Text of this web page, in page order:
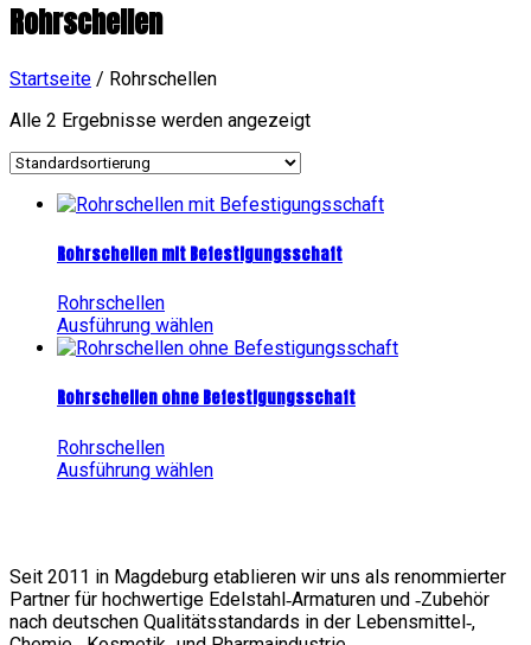
Rohrschellen
Startseite / Rohrschellen
Alle 2 Ergebnisse werden angezeigt
Rohrschellen mit Befestigungsschaft
Rohrschellen
Ausführung wählenDieses
Produkt
mehrere
Optionen
Produktseite
gewählt
werden
Rohrschellen ohne Befestigungsschaft
Rohrschellen
Ausführung wählenDieses
auf.
Die
Optionen
Seit 2011 in Magdeburg etablieren wir uns als renommierter
Partner für hochwertige Edelstahl‑Armaturen und ‑Zubehör
nach deutschen Qualitätsstandards in der Lebensmittel‑,